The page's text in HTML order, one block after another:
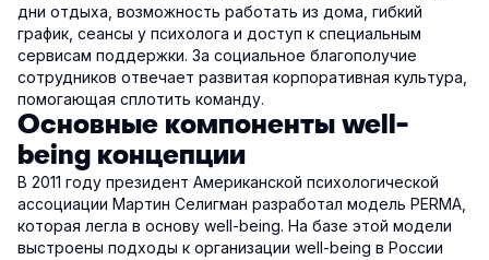
дни отдыха, возможность работать из дома, гибкий
график, сеансы у психолога и доступ к специальным
сервисам поддержки. За социальное благополучие
сотрудников отвечает развитая корпоративная культура,
помогающая сплотить команду.
Основные компоненты well-
being концепции
В 2011 году президент Американской психологической
ассоциации Мартин Селигман разработал модель PERMA,
которая легла в основу well-being. На базе этой модели
выстроены подходы к организации well-being в России